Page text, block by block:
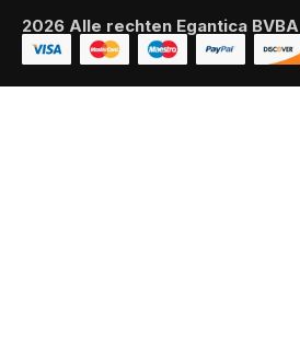
2026 Alle rechten Egantica BVBA